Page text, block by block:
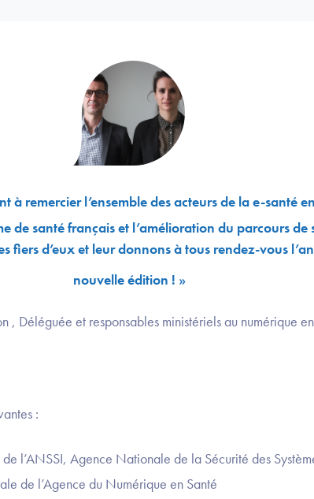
à remercier l’ensemble des acteurs de la e-santé
de santé français et l’amélioration du parcours de
fiers d’eux et leur donnons à tous rendez-vous
nouvelle édition ! »
, Déléguée et responsables ministériels au numérique
:
l’ANSSI, Agence Nationale de la Sécurité des
de l’Agence du Numérique en Santé